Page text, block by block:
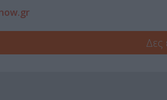
Δες